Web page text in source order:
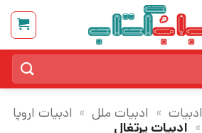
ادبیات » ادبیات ملل » ادبیات اروپا
» ادبیات پرتغال